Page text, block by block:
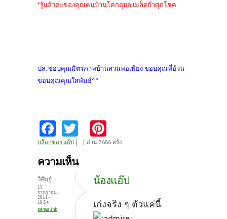
*รู้แล้วค่ะของคุณคนบ้านโคกอุบล เมล็ดถั่วศุภโชค
ปล. ขอบคุณมิตรภาพบ้านสวนพอเพียง ขอบคุณพี่อ้วน
ขอบคุณคุณใสพันธ์^^
Fa
ce
b
o
k
w
itt
nt
es
t
บล็อกของ แอ๊ป อ่าน 7686 ครั้ง
ความเห็น
วิศิษฐ์
15
กรกฎาคม,
2011 -
10:34
permalink
น้องแอ๊ป
เก่งจริง ๆ ตัวแค่นี้